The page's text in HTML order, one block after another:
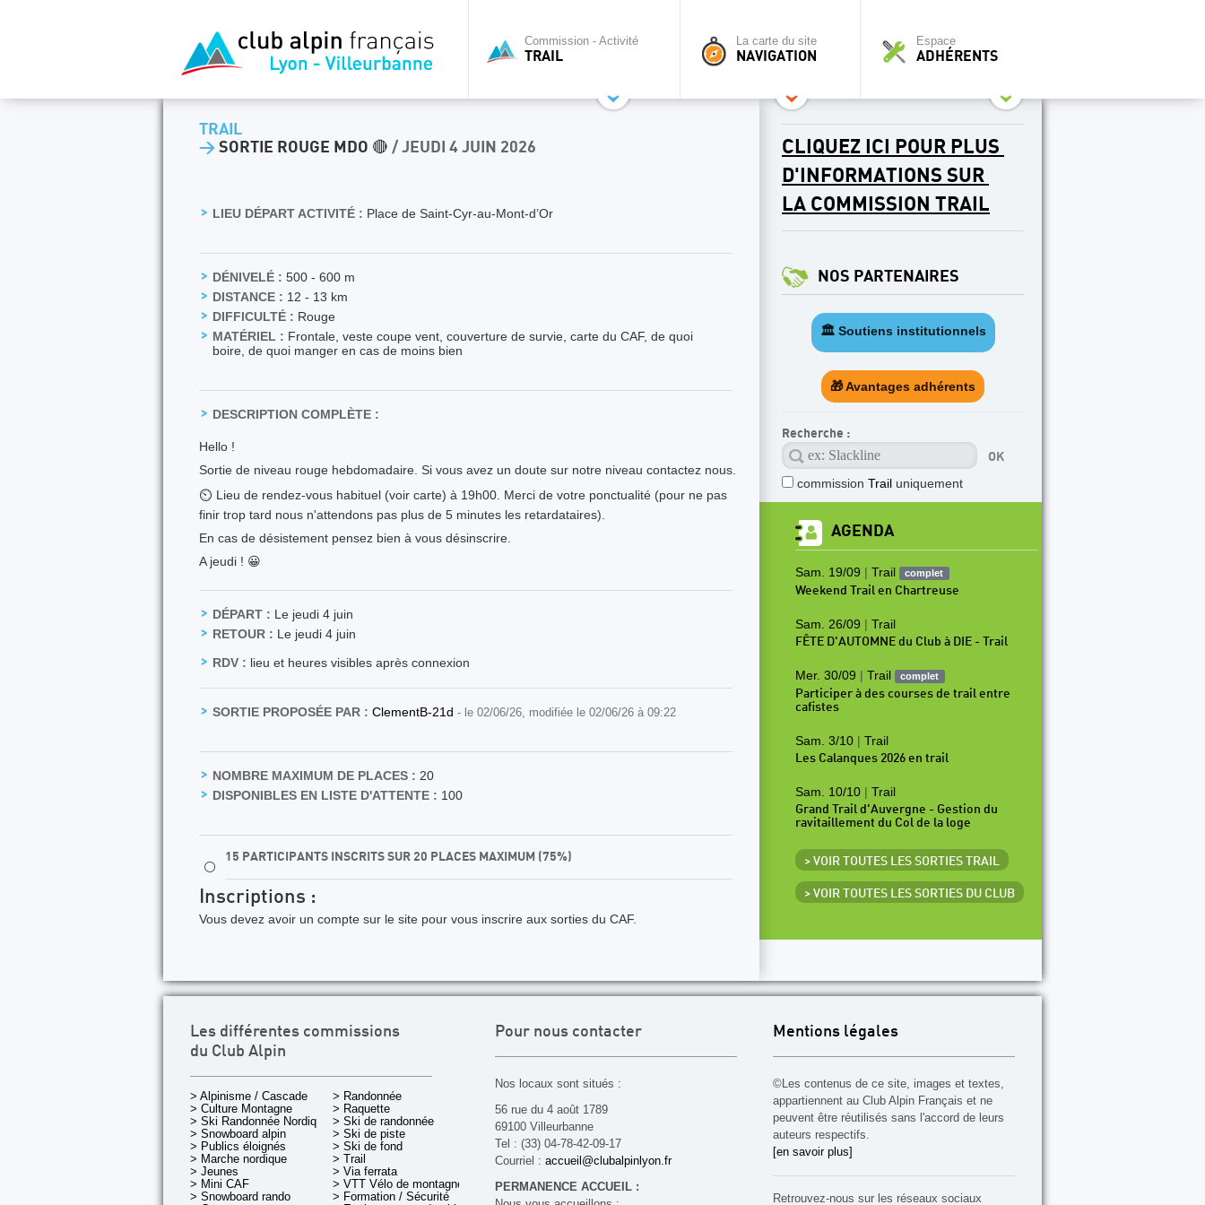
Commission - Activité
TRAIL
La carte du site
NAVIGATION
Espace
ADHÉRENTS
TRAIL
> SORTIE ROUGE MDO 🔴 / JEUDI 4 JUIN 2026
LIEU DÉPART ACTIVITÉ : Place de Saint-Cyr-au-Mont-d’Or
DÉNIVELÉ : 500 - 600 m
DISTANCE : 12 - 13 km
DIFFICULTÉ : Rouge
MATÉRIEL : Frontale, veste coupe vent, couverture de survie, carte du CAF, de quoi
boire, de quoi manger en cas de moins bien
DESCRIPTION COMPLÈTE :
Hello !
Sortie de niveau rouge hebdomadaire. Si vous avez un doute sur notre niveau contactez nous.
⏲️ Lieu de rendez-vous habituel (voir carte) à 19h00. Merci de votre ponctualité (pour ne pas
finir trop tard nous n'attendons pas plus de 5 minutes les retardataires).
En cas de désistement pensez bien à vous désinscrire.
A jeudi ! 😀
DÉPART : Le jeudi 4 juin
RETOUR : Le jeudi 4 juin
RDV : lieu et heures visibles après connexion
SORTIE PROPOSÉE PAR : ClementB-21d - le 02/06/26, modifiée le 02/06/26 à 09:22
NOMBRE MAXIMUM DE PLACES : 20
DISPONIBLES EN LISTE D'ATTENTE : 100
⚪
15 PARTICIPANTS INSCRITS SUR 20 PLACES MAXIMUM (75%)
Inscriptions :
Vous devez avoir un compte sur le site pour vous inscrire aux sorties du CAF.
CLIQUEZ ICI POUR PLUS
D'INFORMATIONS SUR
LA COMMISSION TRAIL
NOS PARTENAIRES
🏛️ Soutiens institutionnels
🎁 Avantages adhérents
Recherche :
commission Trail uniquement
AGENDA
Sam. 19/09 | Trail complet
Weekend Trail en Chartreuse
Sam. 26/09 | Trail
FÊTE D'AUTOMNE du Club à DIE - Trail
Mer. 30/09 | Trail complet
Participer à des courses de trail entre
cafistes
Sam. 3/10 | Trail
Les Calanques 2026 en trail
Sam. 10/10 | Trail
Grand Trail d'Auvergne - Gestion du
ravitaillement du Col de la loge
> VOIR TOUTES LES SORTIES TRAIL
> VOIR TOUTES LES SORTIES DU CLUB
Les différentes commissions
du Club Alpin
> Alpinisme / Cascade
> Culture Montagne
> Ski Randonnée Nordique
> Snowboard alpin
> Publics éloignés
> Marche nordique
> Jeunes
> Mini CAF
> Snowboard rando
> Randonnée
> Raquette
> Ski de randonnée
> Ski de piste
> Ski de fond
> Trail
> Via ferrata
> VTT Vélo de montagne
> Formation / Sécurité
Pour nous contacter
Nos locaux sont situés :
56 rue du 4 août 1789
69100 Villeurbanne
Tel : (33) 04-78-42-09-17
Courriel : accueil@clubalpinlyon.fr
PERMANENCE ACCUEIL :
Mentions légales
©Les contenus de ce site, images et textes,
appartiennent au Club Alpin Français et ne
peuvent être réutilisés sans l'accord de leurs
auteurs respectifs.
[en savoir plus]
Retrouvez-nous sur les réseaux sociaux